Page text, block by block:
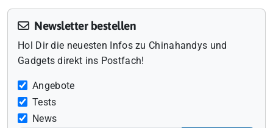
Newsletter bestellen
Hol Dir die neuesten Infos zu Chinahandys und
Gadgets direkt ins Postfach!
Angebote
Tests
News